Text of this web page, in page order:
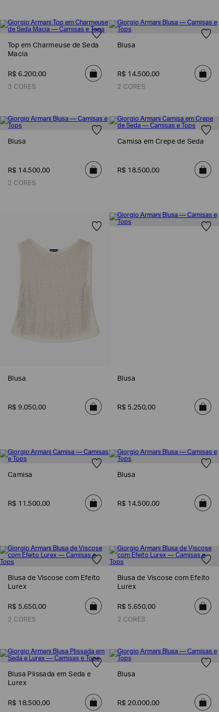
Top em Charmeuse de Seda
Macia
R$ 6.200,00
3 CORES
Blusa
R$ 14.500,00
2 CORES
Blusa
R$ 14.500,00
2 CORES
Camisa em Crepe de Seda
R$ 18.500,00
Blusa
R$ 9.050,00
Blusa
R$ 5.250,00
Camisa
R$ 11 .500,00
Blusa
R$ 14.500,00
Blusa de Viscose com Efeito
Lurex
R$ 5.650,00
2 CORES
Blusa de Viscose com Efeito
Lurex
R$ 5.650,00
2 CORES
Blusa Plissada em Seda e
Lurex
R$ 18.500,00
Blusa
R$ 20.000,00